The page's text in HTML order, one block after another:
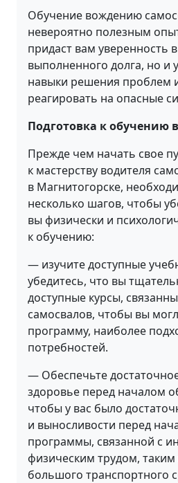
Обучение вождению
невероятно полезным
придаст вам уверенность
выполненного долга, но и
навыки решения проблем
реагировать на опасные
Подготовка к обучению
Прежде чем начать свое
к мастерству водителя
в Магнитогорске,
несколько шагов, чтобы
вы физически и
к обучению:
— изучите доступные
убедитесь, что вы
доступные курсы,
самосвалов, чтобы вы
программу, наиболее
потребностей.
— Обеспечьте
здоровье перед началом
чтобы у вас было
и выносливости перед
программы, связанной с
физическим трудом,
большого транспортного